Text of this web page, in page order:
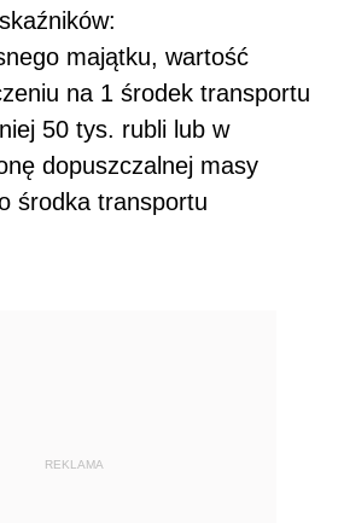
majątku, wartość
na 1 środek transportu
50 tys. rubli lub w
dopuszczalnej masy
środka transportu
REKLAMA